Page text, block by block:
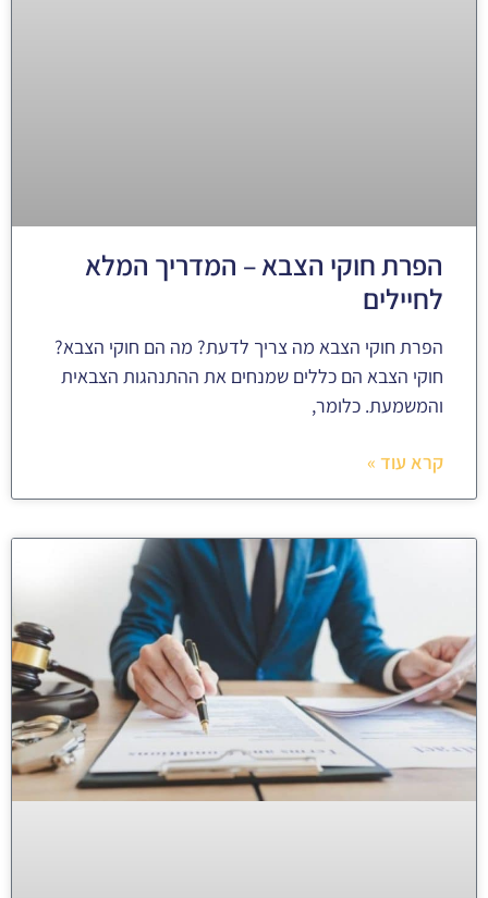
הפרת חוקי הצבא – המדריך המלא
לחיילים
הפרת חוקי הצבא מה צריך לדעת? מה הם חוקי הצבא?
חוקי הצבא הם כללים שמנחים את ההתנהגות הצבאית
והמשמעת. כלומר,
קרא עוד »